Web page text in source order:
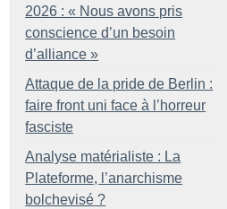
2026 : « Nous avons pris
conscience d’un besoin
d’alliance »
Attaque de la pride de Berlin :
faire front uni face à l’horreur
fasciste
Analyse matérialiste : La
Plateforme, l’anarchisme
bolchevisé ?